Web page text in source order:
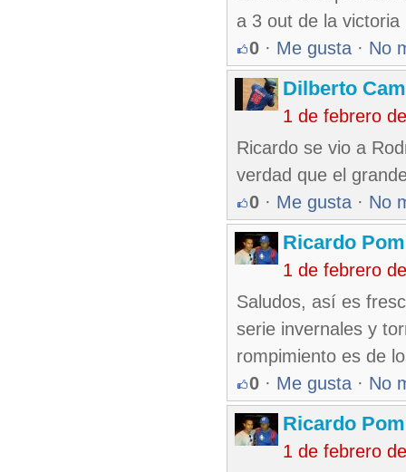
a 3 out de la victoria
0 · Me gusta · No
Dilberto
1 de febrero
Ricardo se vio a
verdad que el
0 · Me gusta · No
Ricardo
1 de febrero
Saludos, así es
serie invernales y
rompimiento es de
0 · Me gusta · No
Ricardo
1 de febrero